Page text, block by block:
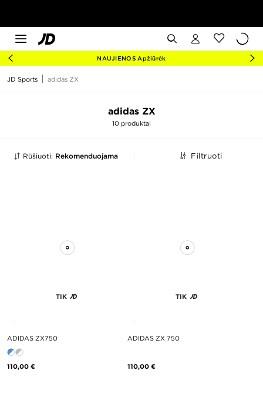
NAUJIENOS Apžiūrėk
JD Sports adidas ZX
adidas ZX
10 produktai
Rūšiuoti: Rekomenduojama Filtruoti
TIK
ADIDAS ZX750
110,00 €
TIK
ADIDAS ZX 750
110,00 €